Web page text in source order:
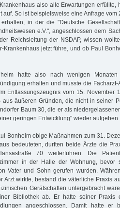
also alle Erwartungen erfüllte,
auf. So ist beispielsweise eine Anfrage vom
in der die "Deutsche
e.V.", angeschlossen dem
Reichsleitung der NSDAP, wissen
Krankenhaus jetzt führe, und ob Paul
hatte also nach wenigen
erhalten und musste die
Entlassungszeugnis vom 15. November
aus äußeren Gründen, die nicht in seiner
Baum 30, die er als
geringen Entwicklung" wieder aufgeben.
Bonheim obige Maßnahmen zum 31.
bedeuteten, durften beide Ärzte die
70 weiterführen. Die
in der Halle der Wohnung,
Vater und Sohn gerufen wurden.
Arzt wirkte, bestand die väterliche Praxis
Gerätschaften untergebracht
Bibliothek ab. Er hatte seiner Praxis
angeschlossen. Damit hatte er